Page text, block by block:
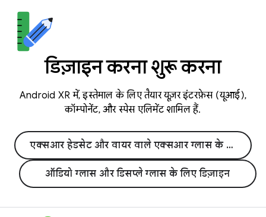
डिज़ाइन करना शुरू करना
Android XR में, इस्तेमाल के लिए तैयार यूज़र इंटरफ़ेस (यूआई),
कॉम्पोनेंट, और स्पेस एलिमेंट शामिल हैं.
एक्सआर हेडसेट और वायर वाले एक्सआर ग्लास के लिए डिज़ाइन
ऑडियो ग्लास और डिसप्ले ग्लास के लिए डिज़ाइन